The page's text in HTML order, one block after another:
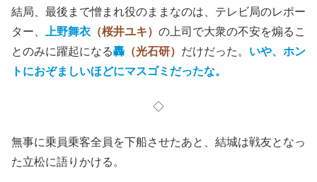
結局、最後まで憎まれ役のままなのは、テレビ局のレポー
ター、
上野舞衣 （桜井ユキ） の上司で大衆の不安を煽るこ
とのみに躍起になる轟 （光石研） だけだった。 いや、ホン
トにおぞましいほどにマスゴミだったな。
◇
無事に乗員乗客全員を下船させたあと、結城は戦友となっ
た立松に語りかける。